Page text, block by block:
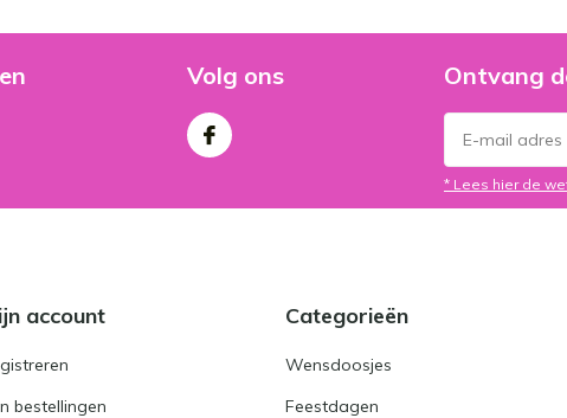
Volg ons Ontvang
* Lees hier de
account
bestellingen
Categorieën
Wensdoosjes
Feestdagen